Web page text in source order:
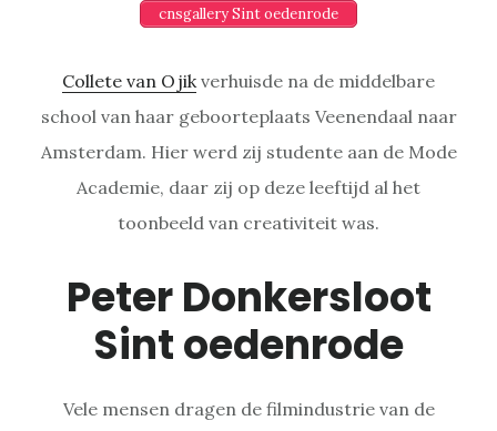
cnsgallery Sint oedenrode
Collete van Ojik verhuisde na de middelbare
school van haar geboorteplaats Veenendaal naar
Amsterdam. Hier werd zij studente aan de Mode
Academie, daar zij op deze leeftijd al het
toonbeeld van creativiteit was.
Peter Donkersloot
Sint oedenrode
Vele mensen dragen de filmindustrie van de